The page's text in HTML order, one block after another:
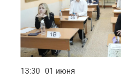
13:30 01 июня